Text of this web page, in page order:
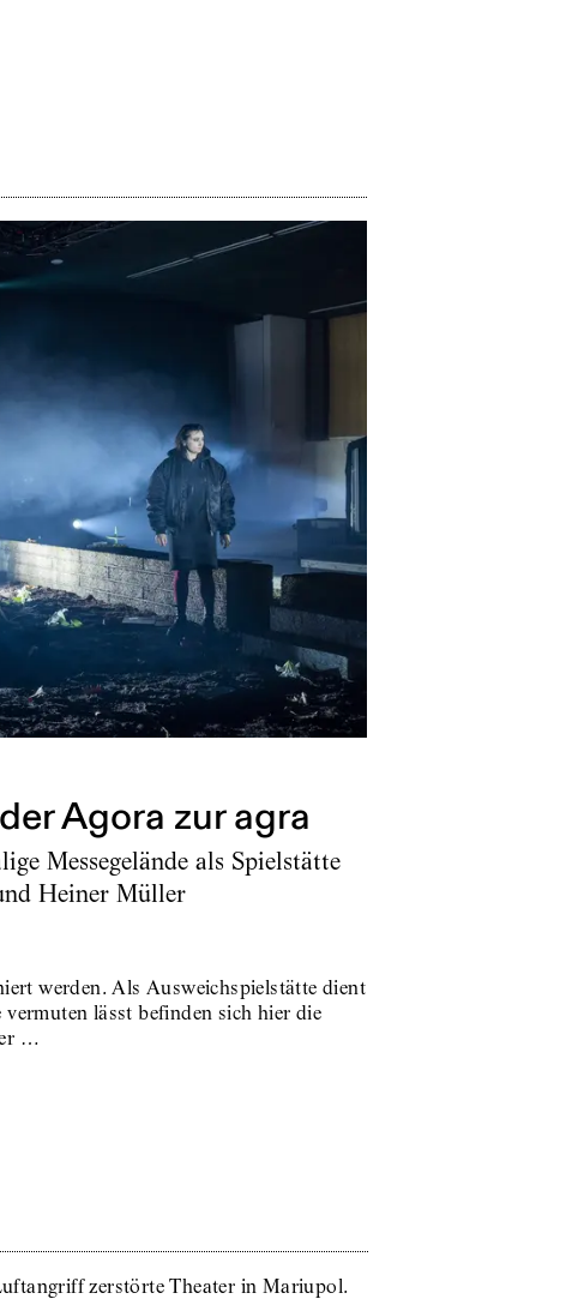
Agora zur agra
Messegelände als Spielstätte
Heiner Müller
werden. Als Ausweichspielstätte dient
vermuten lässt befinden sich hier die
…